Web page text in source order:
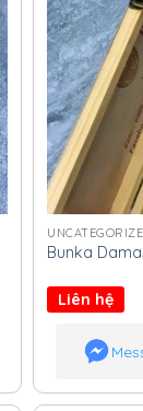
Bunka
Liên hệ